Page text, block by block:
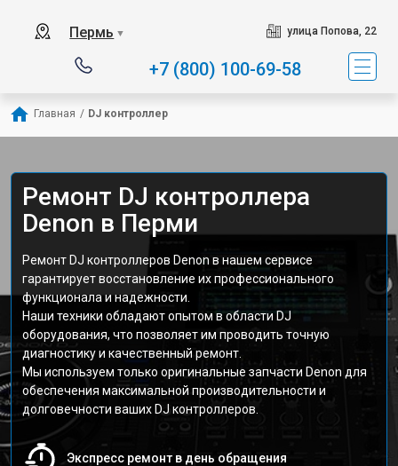
Пермь ▼ улица Попова, 22
+7 (800) 100-69-58
Главная / DJ контроллер
Ремонт DJ контроллера
Denon в Перми
Ремонт DJ контроллеров Denon в нашем сервисе
гарантирует восстановление их профессионального
функционала и надежности.
Наши техники обладают опытом в области DJ
оборудования, что позволяет им проводить точную
диагностику и качественный ремонт.
Мы используем только оригинальные запчасти Denon для
обеспечения максимальной производительности и
долговечности ваших DJ контроллеров.
Экспресс ремонт в день обращения